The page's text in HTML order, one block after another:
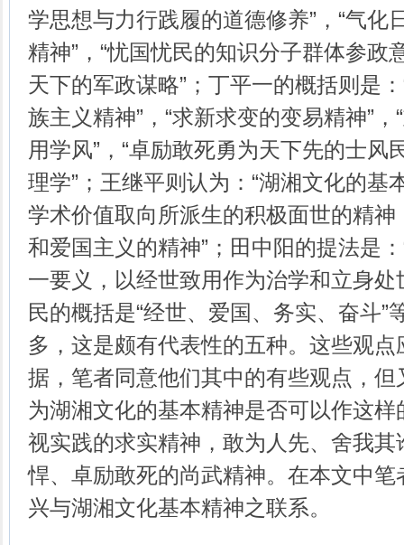
学思想与力行践履的道德修养”，“气化
精神”，“忧国忧民的知识分子群体参政
天下的军政谋略”；丁平一的概括则是
族主义精神”，“求新求变的变易精神”
用学风”，“卓励敢死勇为天下先的士风
理学”；王继平则认为：“湖湘文化的基
学术价值取向所派生的积极面世的精
和爱国主义的精神”；田中阳的提法是
一要义，以经世致用作为治学和立身处
民的概括是“经世、爱国、务实、奋斗”
多，这是颇有代表性的五种。这些观
据，笔者同意他们其中的有些观点，
为湖湘文化的基本精神是否可以作这
视实践的求实精神，敢为人先、舍我
悍、卓励敢死的尚武精神。在本文中
兴与湖湘文化基本精神之联系。